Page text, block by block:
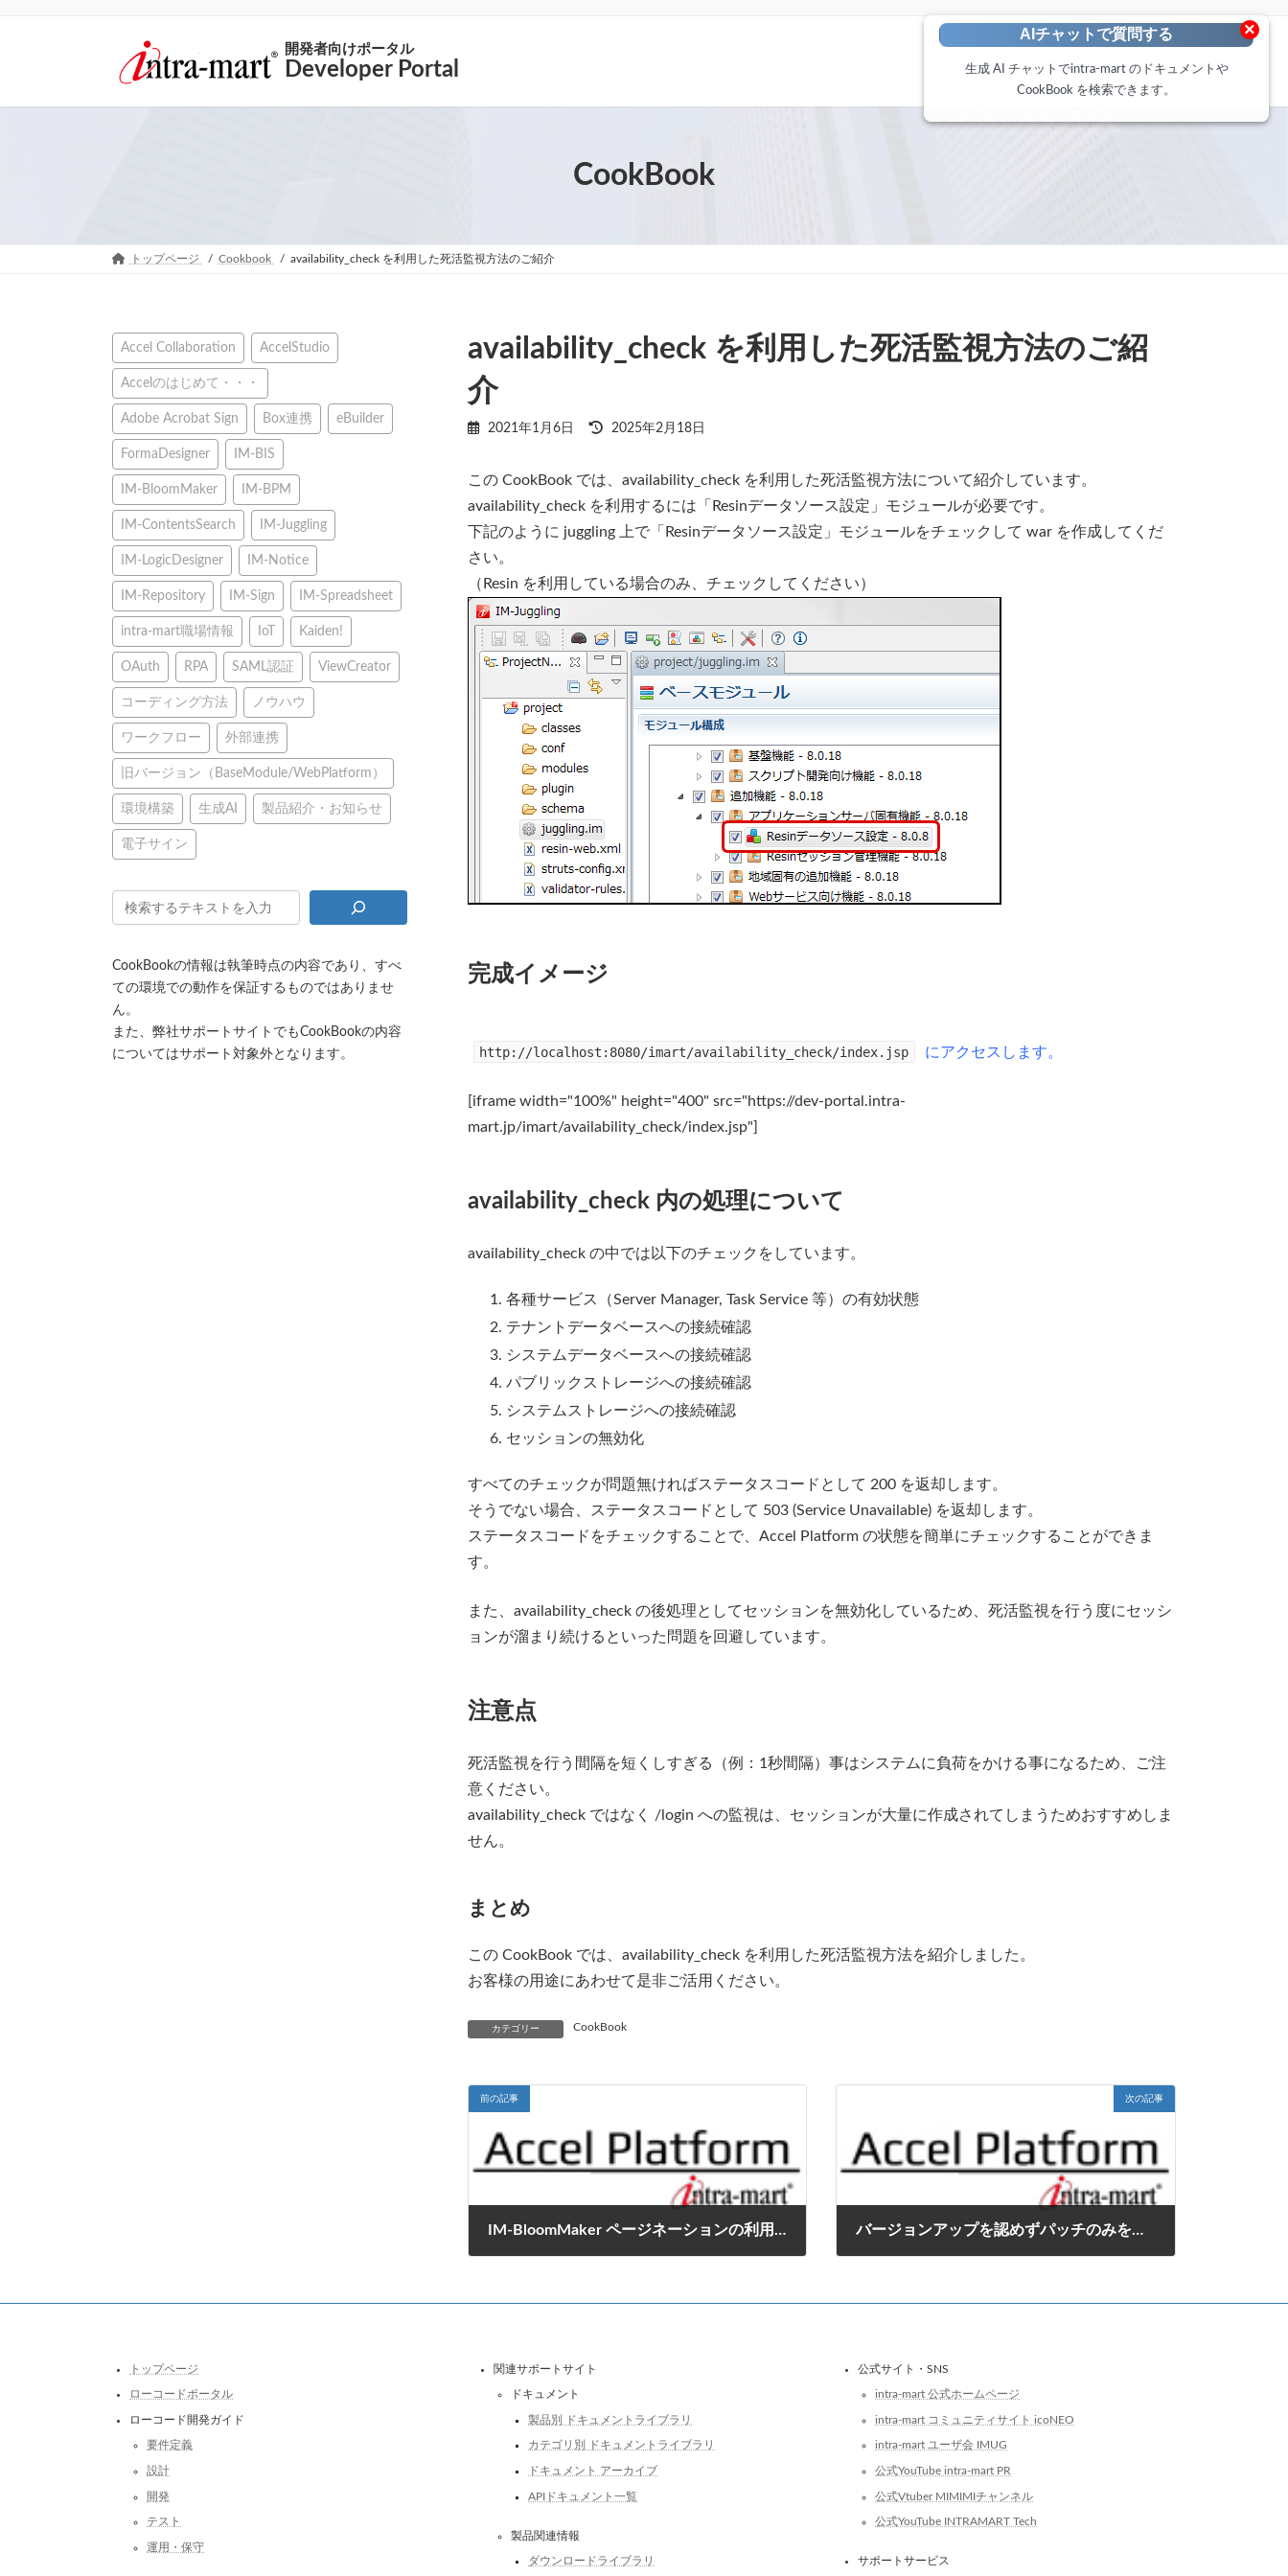
AIチャットで質問する
生成 AI チャットでintra-mart のドキュメントや
CookBook を検索できます。
×
開発者向けポータル
Developer Portal
CookBook
トップページ Cookbook availability_check を利用した死活監視方法のご紹介
availability_check を利用した死活監視方法のご紹
介
2021年1月6日
最
新
日
時
:
2025年2月18日
この CookBook では、availability_check を利用した死活監視方法について紹介しています。
availability_check を利用するには「Resinデータソース設定」モジュールが必要です。
下記のように juggling 上で「Resinデータソース設定」モジュールをチェックして war を作成してくだ
さい。
（Resin を利用している場合のみ、チェックしてください）
完成イメージ
http://localhost:8080/imart/availability_check/index.jsp にアクセスします。
[iframe width="100%" height="400" src="https://dev-portal.intra-
mart.jp/imart/availability_check/index.jsp"]
availability_check 内の処理について
availability_check の中では以下のチェックをしています。
各種サービス（Server Manager, Task Service 等）の有効状態
テナントデータベースへの接続確認
システムデータベースへの接続確認
パブリックストレージへの接続確認
システムストレージへの接続確認
セッションの無効化
すべてのチェックが問題無ければステータスコードとして 200 を返却します。
そうでない場合、ステータスコードとして 503 (Service Unavailable) を返却します。
ステータスコードをチェックすることで、Accel Platform の状態を簡単にチェックすることができま
す。
また、availability_check の後処理としてセッションを無効化しているため、死活監視を行う度にセッシ
ョンが溜まり続けるといった問題を回避しています。
注意点
死活監視を行う間隔を短くしすぎる（例：1秒間隔）事はシステムに負荷をかける事になるため、ご注
意ください。
availability_check ではなく /login への監視は、セッションが大量に作成されてしまうためおすすめしま
せん。
まとめ
この CookBook では、availability_check を利用した死活監視方法を紹介しました。
お客様の用途にあわせて是非ご活用ください。
カテゴリー CookBook
前の記事
IM-BloomMaker ページネーションの利用方法
次の記事
バージョンアップを認めずパッチのみを許可する module.xml の依存関係の指定方法の書き方
Accel Collaboration AccelStudio
Accelのはじめて・・・
Adobe Acrobat Sign Box連携 eBuilder
FormaDesigner IM-BIS
IM-BloomMaker IM-BPM
IM-ContentsSearch IM-Juggling
IM-LogicDesigner IM-Notice
IM-Repository IM-Sign IM-Spreadsheet
intra-mart職場情報 IoT Kaiden!
OAuth RPA SAML認証 ViewCreator
コーディング方法 ノウハウ
ワークフロー 外部連携
旧バージョン（BaseModule/WebPlatform）
環境構築 生成AI 製品紹介・お知らせ
電子サイン
CookBookの情報は執筆時点の内容であり、すべ
ての環境での動作を保証するものではありませ
ん。
また、弊社サポートサイトでもCookBookの内容
についてはサポート対象外となります。
トップページ
ローコードポータル
ローコード開発ガイド
要件定義
設計
開発
テスト
運用・保守
関連サポートサイト
ドキュメント
製品別 ドキュメントライブラリ
カテゴリ別 ドキュメントライブラリ
ドキュメント アーカイブ
APIドキュメント一覧
製品関連情報
ダウンロードライブラリ
公式サイト・SNS
intra-mart 公式ホームページ
intra-mart コミュニティサイト icoNEO
intra-mart ユーザ会 IMUG
公式YouTube intra-mart PR
公式Vtuber MIMIMIチャンネル
公式YouTube INTRAMART Tech
サポートサービス